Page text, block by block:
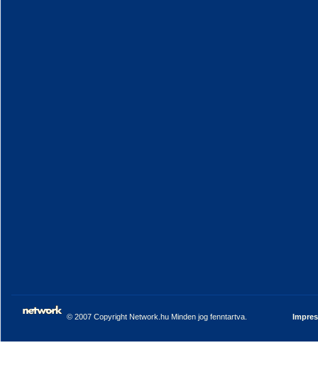
© 2007 Copyright Network.hu Minden jog fenntartva.